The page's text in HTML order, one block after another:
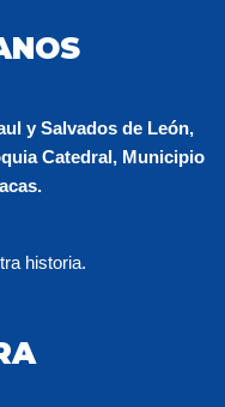
y Salvados de León,
Catedral, Municipio
historia.